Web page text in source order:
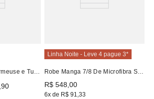
e Tule
,90
Linha Noite - Leve 4 pague 3*
Robe Manga 7/8 De Microfibra Silk
R$ 548 00
6x de R$ 91,33